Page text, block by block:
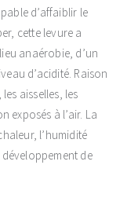
d’affaiblir le
cette levure a
anaérobie, d’un
d’acidité. Raison
aisselles, les
exposés à l’air. La
l’humidité
de